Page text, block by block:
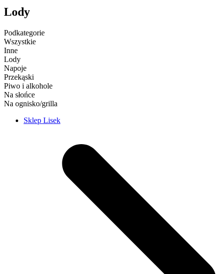
Lody
Podkategorie
Wszystkie
Inne
Lody
Napoje
Przekąski
Piwo i alkohole
Na słońce
Na ognisko/grilla
Sklep Lisek